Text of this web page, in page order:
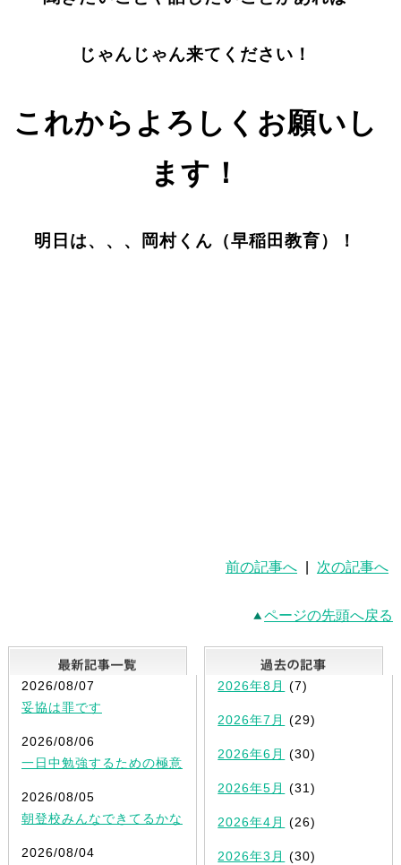
じゃんじゃん来てください！
これからよろしくお願いし
ます！
明日は、、、岡村くん（早稲田教育）！
前の記事へ 次の記事へ
ページの先頭へ戻る
最新記事一覧
2026/08/07
妥協は罪です
2026/08/06
一日中勉強するための極意
2026/08/05
朝登校みんなできてるかな
2026/08/04
2026年8月 (7)
2026年7月 (29)
2026年6月 (30)
2026年5月 (31)
2026年4月 (26)
2026年3月 (30)